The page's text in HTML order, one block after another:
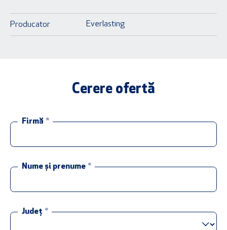
Producator Everlasting
Cerere ofertă
Firmă *
Nume și prenume *
Județ *